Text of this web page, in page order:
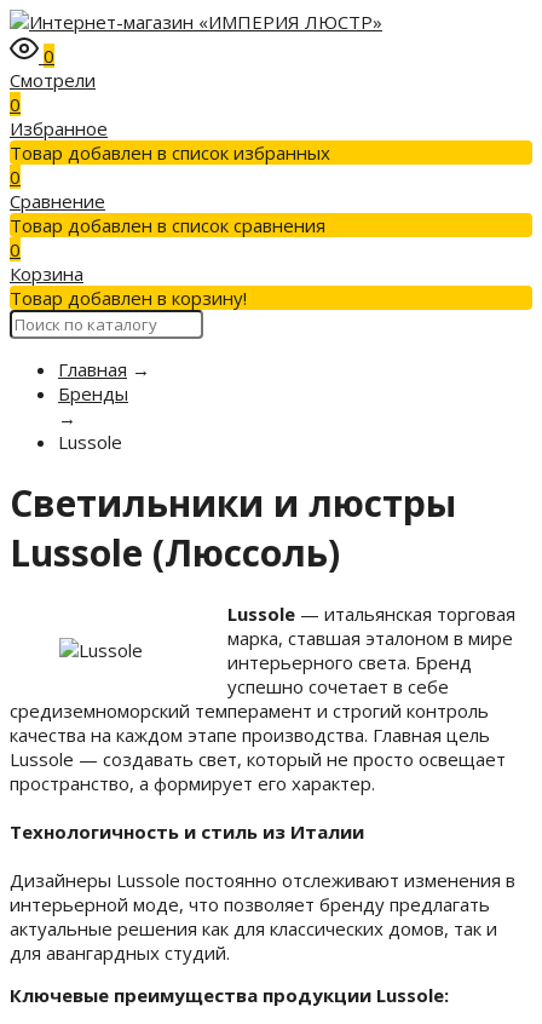
0
Смотрели
0
Избранное
Товар добавлен в список избранных
0
Сравнение
Товар добавлен в список сравнения
0
Корзина
Товар добавлен в корзину!
Главная →
Бренды
→
Lussole
Светильники и люстры
Lussole (Люссоль)
Lussole — итальянская торговая
марка, ставшая эталоном в мире
интерьерного света. Бренд
успешно сочетает в себе
средиземноморский темперамент и строгий контроль
качества на каждом этапе производства. Главная цель
Lussole — создавать свет, который не просто освещает
пространство, а формирует его характер.
Технологичность и стиль из Италии
Дизайнеры Lussole постоянно отслеживают изменения в
интерьерной моде, что позволяет бренду предлагать
актуальные решения как для классических домов, так и
для авангардных студий.
Ключевые преимущества продукции Lussole: